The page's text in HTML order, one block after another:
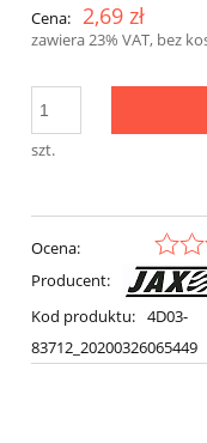
Cena: 2,69 zł
zawiera 23% VAT, bez
szt.
Ocena:
Producent:
Kod produktu: 4D03-
83712_20200326065449